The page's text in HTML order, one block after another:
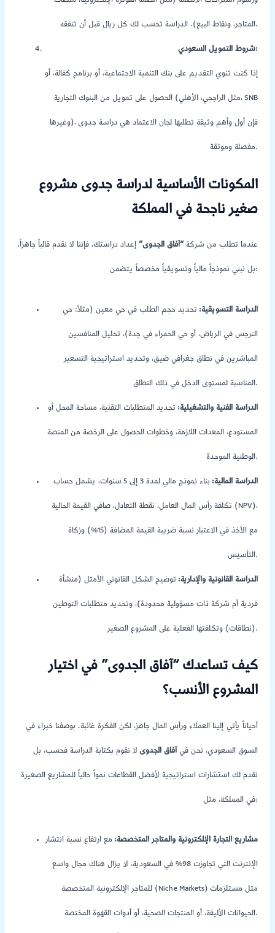
المتاجر، ونقاط البيع). الدراسة تحسب لك كل ريال قبل أن تنفقه.
شروط التمويل السعودي:
إذا كنت تنوي التقديم على بنك التنمية الاجتماعية، أو برنامج كفالة، أو
الحصول على تمويل من البنوك التجارية (مثل الراجحي، الأهلي، SNB
وغيرها)، فإن أول وأهم وثيقة تطلبها لجان الاعتماد هي دراسة جدوى
مفصلة وموثقة.
المكونات الأساسية لدراسة جدوى مشروع
صغير ناجحة في المملكة
عندما تطلب من شركة “آفاق الجدوى”إعداد دراستك، فإننا لا نقدم قالباً جاهزاً،
بل نبني نموذجاً مالياً وتسويقياً مخصصاً يتضمن:
الدراسة التسويقية: تحديد حجم الطلب في حي معين (مثلاً: حي
النرجس في الرياض، أو حي الحمراء في جدة)، تحليل المنافسين
المباشرين في نطاق جغرافي ضيق، وتحديد استراتيجية التسعير
المناسبة لمستوى الدخل في ذلك النطاق.
الدراسة الفنية والتشغيلية: تحديد المتطلبات التقنية، مساحة المحل أو
المستودع، المعدات اللازمة، وخطوات الحصول على الرخصة من المنصة
الوطنية الموحدة.
الدراسة المالية: بناء نموذج مالي لمدة 3 إلى 5 سنوات، يشمل حساب
تكلفة رأس المال العامل، نقطة التعادل، صافي القيمة الحالية (NPV)،
مع الأخذ في الاعتبار نسبة ضريبة القيمة المضافة (15%) وزكاة
التأسيس.
الدراسة القانونية والإدارية: توضيح الشكل القانوني الأمثل (منشأة
فردية أم شركة ذات مسؤولية محدودة)، وتحديد متطلبات التوطين
(نطاقات) وتكلفتها الفعلية على المشروع الصغير.
كيف تساعدك “آفاق الجدوى” في اختيار
المشروع الأنسب؟
أحياناً يأتي إلينا العملاء ورأس المال جاهز، لكن الفكرة غائبة. بوصفنا خبراء في
السوق السعودي، نحن في آفاق الجدوىلا نقوم بكتابة الدراسة فحسب، بل
نقدم لك استشارات استراتيجية لأفضل القطاعات نمواً حالياً للمشاريع الصغيرة
في المملكة، مثل:
مشاريع التجارة الإلكترونية والمتاجر المتخصصة: مع ارتفاع نسبة انتشار
الإنترنت التي تجاوزت 98% في السعودية، لا يزال هناك مجال واسع
للمتاجر الإلكترونية المتخصصة (Niche Markets) مثل مستلزمات
الحيوانات الأليفة، أو المنتجات الصحية، أو أدوات القهوة المختصة.